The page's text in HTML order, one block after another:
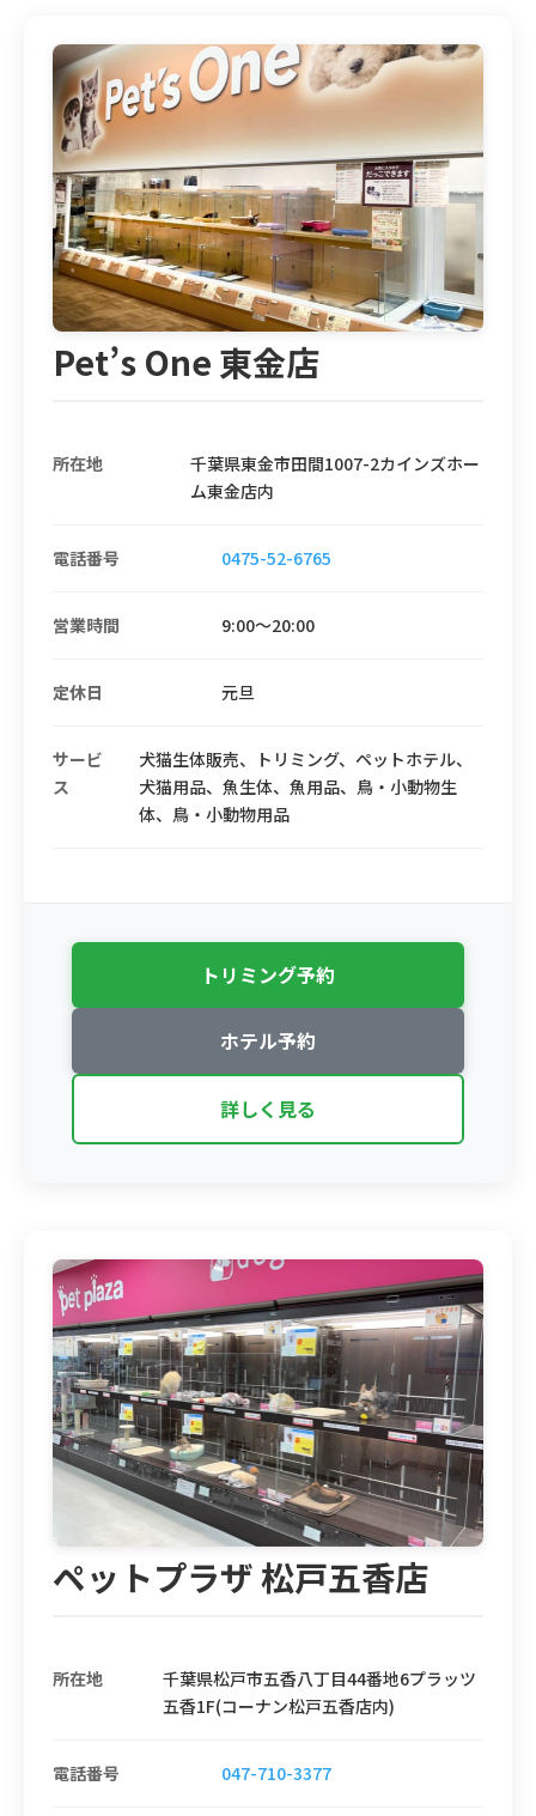
Pet’s One 東金店
所在地
千葉県東金市田間1007-2カインズホー
ム東金店内
電話番号 0475-52-6765
営業時間 9:00〜20:00
定休日 元旦
サービ
ス
犬猫生体販売、トリミング、ペットホテル、
犬猫用品、魚生体、魚用品、鳥・小動物生
体、鳥・小動物用品
トリミング予約
ホテル予約
詳しく見る
ペットプラザ 松戸五香店
所在地
千葉県松戸市五香八丁目44番地6プラッツ
五香1F(コーナン松戸五香店内)
電話番号 047-710-3377